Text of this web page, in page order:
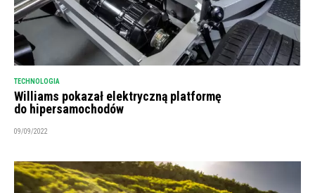
TECHNOLOGIA
Williams pokazał elektryczną platformę
do hipersamochodów
09/09/2022